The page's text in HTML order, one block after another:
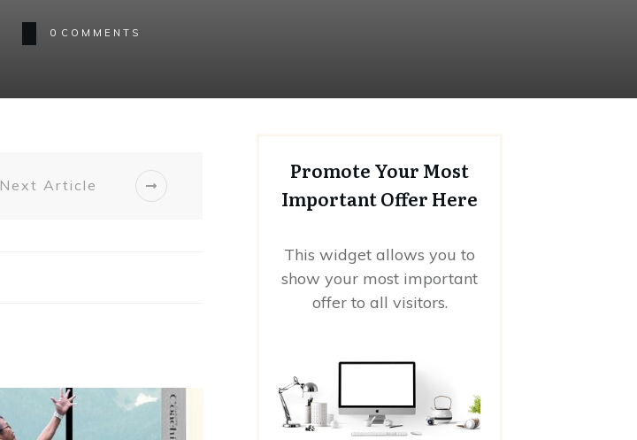
0 COMMENTS
Next Article
Promote Your Most
Important Offer Here
This widget allows you to
show your most important
offer to all visitors.